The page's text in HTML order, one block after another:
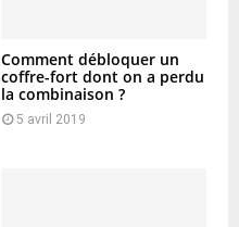
Comment débloquer un
coffre-fort dont on a perdu
la combinaison ?
5 avril 2019